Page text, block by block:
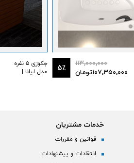
۱۱۳,۰۰۰,۰۰۰
۱۰۷,۳۵۰,۰۰۰تومان 5٪
جکوزی ۵ نفره
مدل لیانا |
خدمات مشتریان
قوانین و مقررات
انتقادات و پیشنهادات